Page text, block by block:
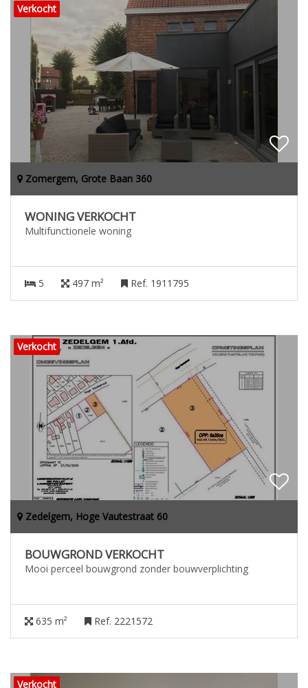
Verkocht
Zomergem, Grote Baan 360
WONING VERKOCHT
Multifunctionele woning
5 497 m² Ref. 1911795
Verkocht
Zedelgem, Hoge Vautestraat 60
BOUWGROND VERKOCHT
Mooi perceel bouwgrond zonder bouwverplichting
635 m² Ref. 2221572
Verkocht